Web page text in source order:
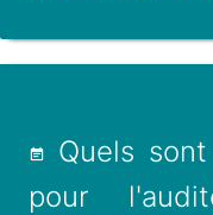
Quels
pour